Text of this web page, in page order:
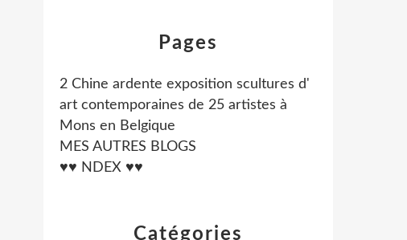
Catégories
Pages
2 Chine ardente exposition scultures d'
art contemporaines de 25 artistes à
Mons en Belgique
MES AUTRES BLOGS
♥♥ NDEX ♥♥